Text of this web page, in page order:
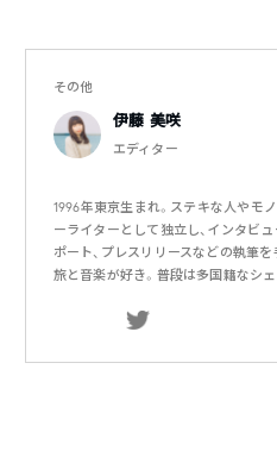
その他
伊藤 美咲
エディター
1996年東京生まれ。ステキな人やモ
ーライターとして独立し、インタビ
ポート、プレスリリースなどの執筆
旅と音楽が好き。普段は多国籍なシ